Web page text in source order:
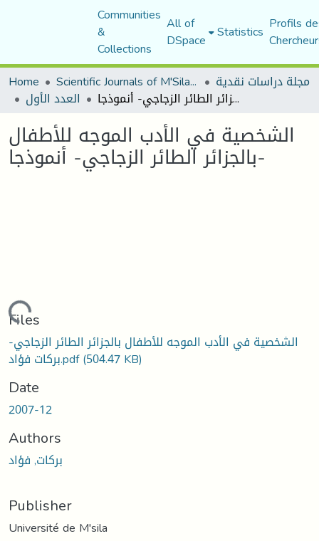
Communities
&
Collections
All of
DSpace Statistics Profils
Home
Scientific Journals of M'Sila University مجلة دراسات نقدية
العدد الأول الشخصية في الأدب الموجه للأطفال بالجزائر الطائر الزجاجي- أنموذجا-
الشخصية في الأدب الموجه للأطفال
بالجزائر الطائر الزجاجي- أنموذجا-
Loading...
Files
الشخصية في الأدب الموجه للأطفال بالجزائر الطائر الزجاجي-
بركات فؤاد.pdf(504.47 KB)
Date
2007-12
Authors
بركات, فؤاد
Publisher
Université de M'sila